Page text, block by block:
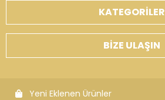
KATEGORİLER
BİZE ULAŞIN
Yeni Eklenen Ürünler